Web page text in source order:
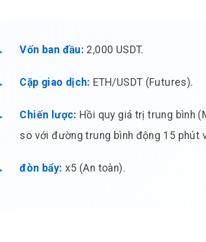
Vốn ban đầu: 2,000 USDT.
Cặp giao dịch: ETH/USDT (Futures).
Chiến lược: Hồi quy giá trị trung bình
so với đường trung bình động 15 phút
đòn bẩy: x5 (An toàn).